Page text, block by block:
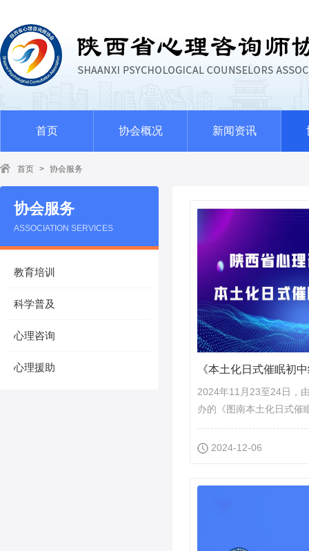
首页 协会概况 新闻资讯
首页 > 协会服务
协会服务
ASSOCIATION SERVICES
教育培训
科学普及
心理咨询
心理援助
2024年11月23至24日，
办的《图南本土化日式催
2024-12-06